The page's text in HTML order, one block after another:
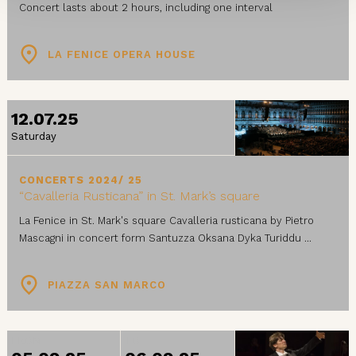
Concert lasts about 2 hours, including one interval
LA FENICE OPERA HOUSE
12.07.25
Saturday
CONCERTS 2024/ 25
“Cavalleria Rusticana” in St. Mark’s square
La Fenice in St. Mark's square Cavalleria rusticana by Pietro
Mascagni in concert form Santuzza Oksana Dyka Turiddu ...
PIAZZA SAN MARCO